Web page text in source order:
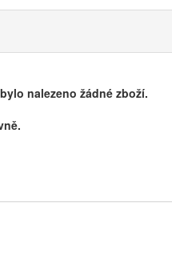
nalezeno žádné zboží.